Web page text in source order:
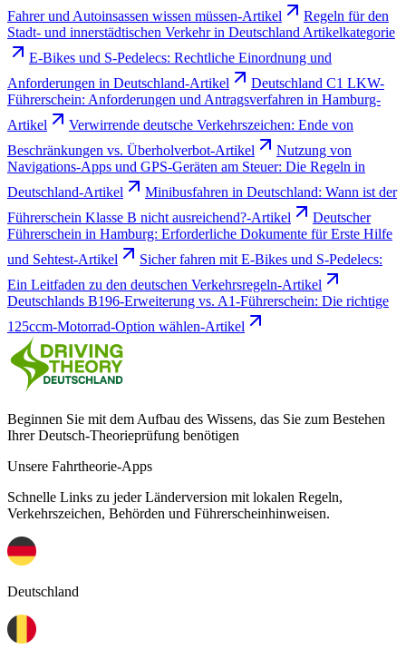
Fahrer und Autoinsassen wissen müssen-Artikel
Regeln für den
Stadt- und innerstädtischen Verkehr in Deutschland Artikelkategorie
E-Bikes und S-Pedelecs: Rechtliche Einordnung und
Anforderungen in Deutschland-Artikel
Deutschland C1 LKW-
Führerschein: Anforderungen und Antragsverfahren in Hamburg-
Artikel
Verwirrende deutsche Verkehrszeichen: Ende von
Beschränkungen vs. Überholverbot-Artikel
Nutzung von
Navigations-Apps und GPS-Geräten am Steuer: Die Regeln in
Deutschland-Artikel
Minibusfahren in Deutschland: Wann ist der
Führerschein Klasse B nicht ausreichend?-Artikel
Deutscher
Führerschein in Hamburg: Erforderliche Dokumente für Erste Hilfe
und Sehtest-Artikel
Sicher fahren mit E-Bikes und S-Pedelecs:
Ein Leitfaden zu den deutschen Verkehrsregeln-Artikel
Deutschlands B196-Erweiterung vs. A1-Führerschein: Die richtige
125ccm-Motorrad-Option wählen-Artikel
Beginnen Sie mit dem Aufbau des Wissens, das Sie zum Bestehen
Ihrer Deutsch-Theorieprüfung benötigen
Unsere Fahrtheorie-Apps
Schnelle Links zu jeder Länderversion mit lokalen Regeln,
Verkehrszeichen, Behörden und Führerscheinhinweisen.
Deutschland